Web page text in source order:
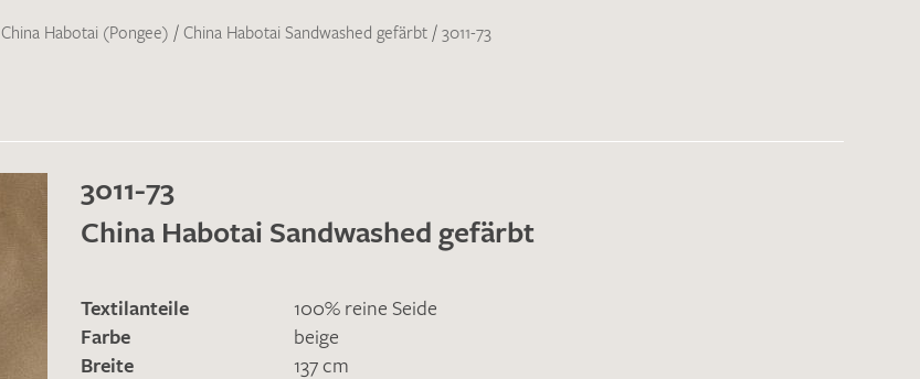
China Habotai (Pongee) / China Habotai Sandwashed gefärbt / 3011-73
3011-73
China Habotai Sandwashed gefärbt
Textilanteile
100% reine Seide
Farbe
beige
Breite
137 cm